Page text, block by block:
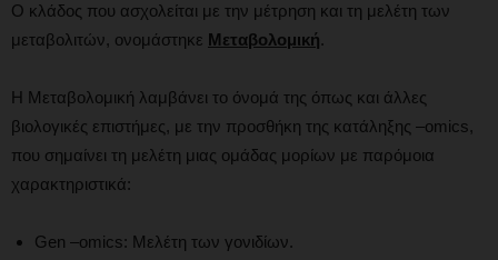
Ο κλάδος που ασχολείται με την μέτρηση και τη μελέτη των
μεταβολιτών, ονομάστηκε Μεταβολομική.
Η Μεταβολομική λαμβάνει το όνομά της όπως και άλλες
βιολογικές επιστήμες, με την προσθήκη της κατάληξης –omics,
που σημαίνει τη μελέτη μιας ομάδας μορίων με παρόμοια
χαρακτηριστικά:
Gen –omics: Μελέτη των γονιδίων.